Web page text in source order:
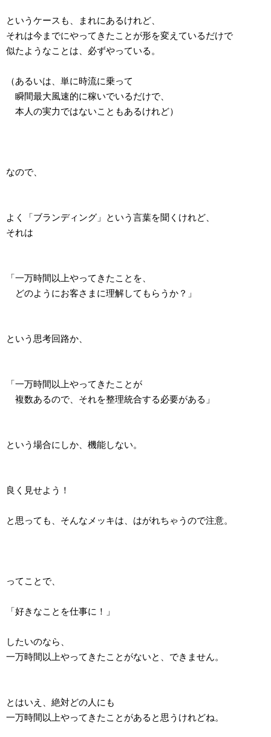
というケースも、まれにあるけれど、
それは今までにやってきたことが形を変えているだけで
似たようなことは、必ずやっている。
（あるいは、単に時流に乗って
瞬間最大風速的に稼いでいるだけで、
本人の実力ではないこともあるけれど）
なので、
よく「ブランディング」という言葉を聞くけれど、
それは
「一万時間以上やってきたことを、
どのようにお客さまに理解してもらうか？」
という思考回路か、
「一万時間以上やってきたことが
複数あるので、それを整理統合する必要がある」
という場合にしか、機能しない。
良く見せよう！
と思っても、そんなメッキは、はがれちゃうので注意。
ってことで、
「好きなことを仕事に！」
したいのなら、
一万時間以上やってきたことがないと、できません。
とはいえ、絶対どの人にも
一万時間以上やってきたことがあると思うけれどね。